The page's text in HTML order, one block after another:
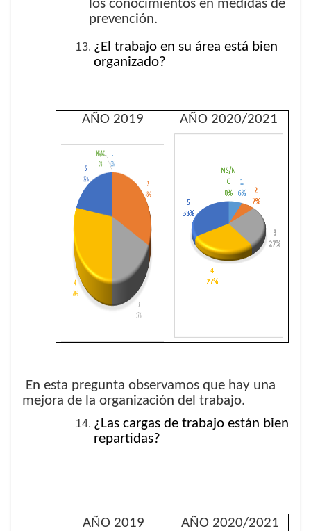
los conocimientos en medidas de
prevención.
¿El trabajo en su área está bien
organizado?
AÑO 2019 AÑO 2020/2021
En esta pregunta observamos que hay una
mejora de la organización del trabajo.
¿Las cargas de trabajo están bien
repartidas?
AÑO 2019 AÑO 2020/2021